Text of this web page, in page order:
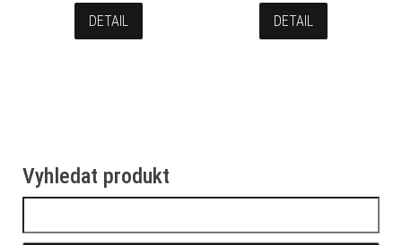
DETAIL DETAIL
Vyhledat produkt